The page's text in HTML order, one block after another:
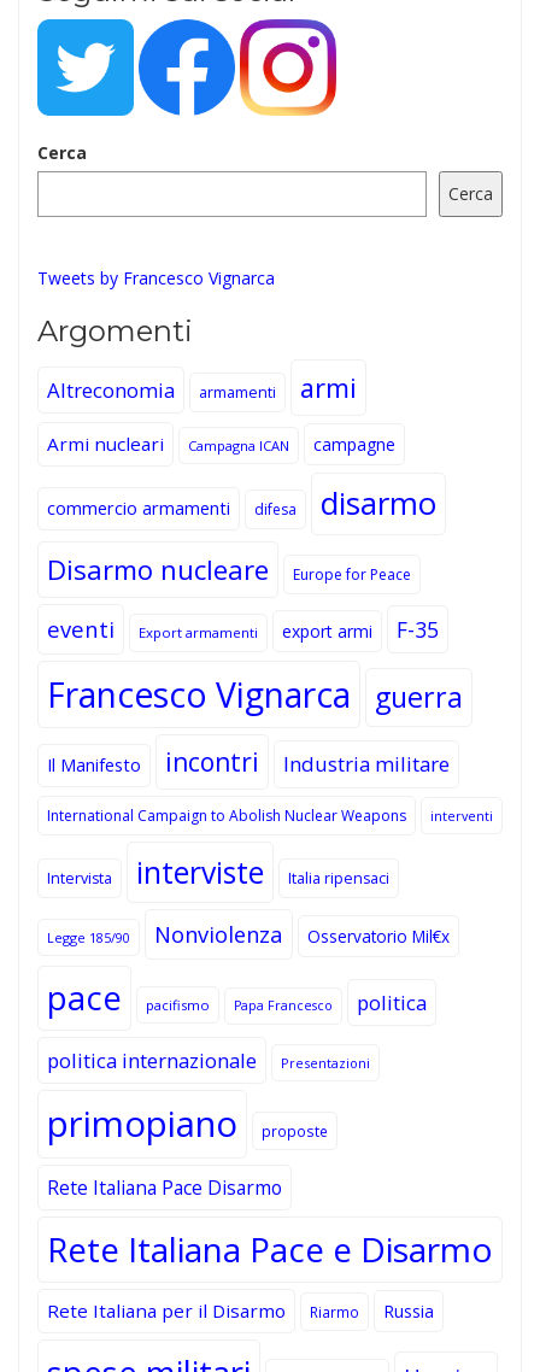
Cerca
Cerca
Tweets by Francesco Vignarca
Argomenti
Altreconomia armamenti armi
Armi nucleari Campagna ICAN campagne
commercio armamenti difesa disarmo
Disarmo nucleare Europe for Peace
eventi Export armamenti export armi F-35
Francesco Vignarca guerra
Il Manifesto incontri Industria militare
International Campaign to Abolish Nuclear Weapons interventi
Intervista interviste Italia ripensaci
Legge 185/90 Nonviolenza Osservatorio Mil€x
pace pacifismo Papa Francesco politica
politica internazionale Presentazioni
primopiano proposte
Rete Italiana Pace Disarmo
Rete Italiana Pace e Disarmo
Rete Italiana per il Disarmo Riarmo Russia